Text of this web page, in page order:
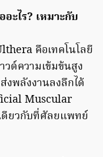
ะไร? เหมาะกับ
คือเทคโนโลยี
ด์ความเข้มข้นสูง
งพลังงานลงลึกได้
Muscular
ดียวกับที่ศัลยแพทย์